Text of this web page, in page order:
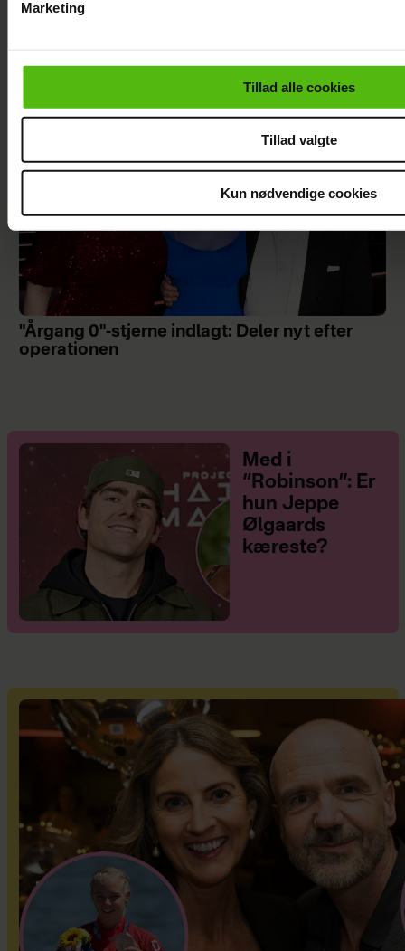
cookiepolitik.
Marketing
Tillad alle cookies
Tillad valgte
Kun nødvendige cookies
"Årgang 0"-stjerne indlagt: Deler nyt efter
operationen
Med i
“Robinson”: Er
hun Jeppe
Ølgaards
kæreste?